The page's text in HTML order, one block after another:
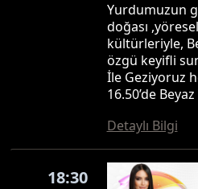
Yurdumuzun
doğası
kültürleriyle,
özgü keyifli
İle Geziyoruz
16.50’de
Detaylı Bilgi
18:30